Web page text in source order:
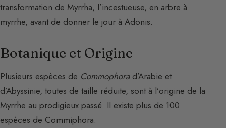
transformation de Myrrha, l’incestueuse, en arbre à
myrrhe, avant de donner le jour à Adonis.
Botanique et Origine
Plusieurs espèces de Commophorad’Arabie et
d’Abyssinie, toutes de taille réduite, sont à l’origine de la
Myrrhe au prodigieux passé. Il existe plus de 100
espèces de Commiphora.